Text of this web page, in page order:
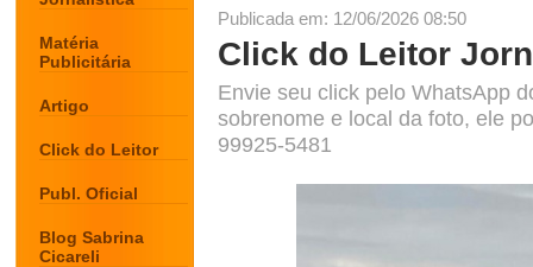
Matéria
Publicitária
Artigo
Click do Leitor
Publ. Oficial
Blog Sabrina
Cicareli
Publicada em: 12/06/2026 08:50
Click do Leitor
Envie seu click pelo WhatsApp
sobrenome e local da foto, ele
99925-5481